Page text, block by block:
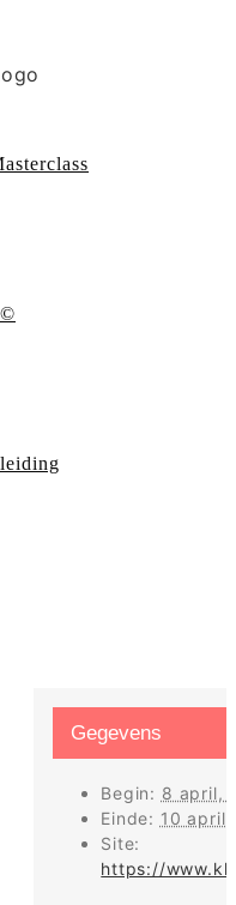
Gegevens
Begin: 8 april,
Einde: 10 april,
Site:
https://